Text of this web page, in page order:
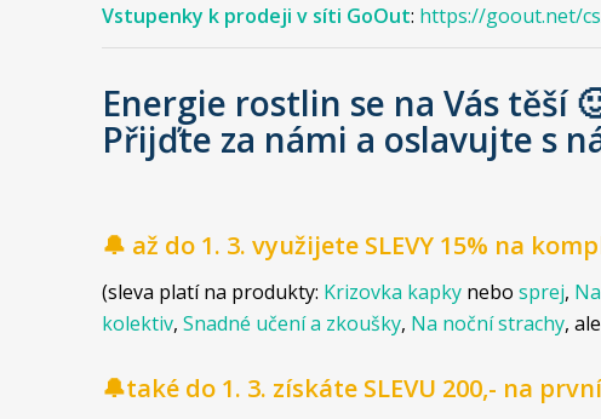
Vstupenky k prodeji v síti GoOut: https://goout.net/
Energie rostlin se na Vás těší
Přijďte za námi a oslavujte s
🔔 až do 1. 3. využijete SLEVY 15% na
(sleva platí na produkty: Krizovka kapkynebo sprej,
kolektiv, Snadné učení a zkoušky, Na noční strachy,
🔔také do 1. 3. získáte SLEVU 200,- na